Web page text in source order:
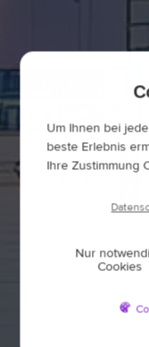
Um Ihnen bei
beste Erlebnis
Ihre Zustimmung
Nur
Cookies